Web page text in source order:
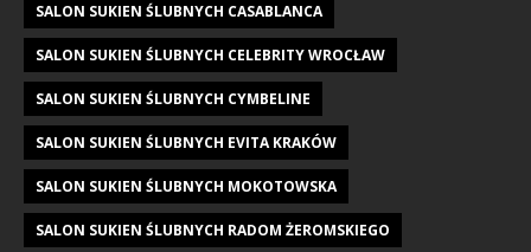
SALON SUKIEN ŚLUBNYCH CASABLANCA
SALON SUKIEN ŚLUBNYCH CELEBRITY WROCŁAW
SALON SUKIEN ŚLUBNYCH CYMBELINE
SALON SUKIEN ŚLUBNYCH EVITA KRAKÓW
SALON SUKIEN ŚLUBNYCH MOKOTOWSKA
SALON SUKIEN ŚLUBNYCH RADOM ŻEROMSKIEGO